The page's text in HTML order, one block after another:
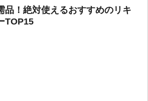
品！絶対使えるおすすめのリキ
TOP15